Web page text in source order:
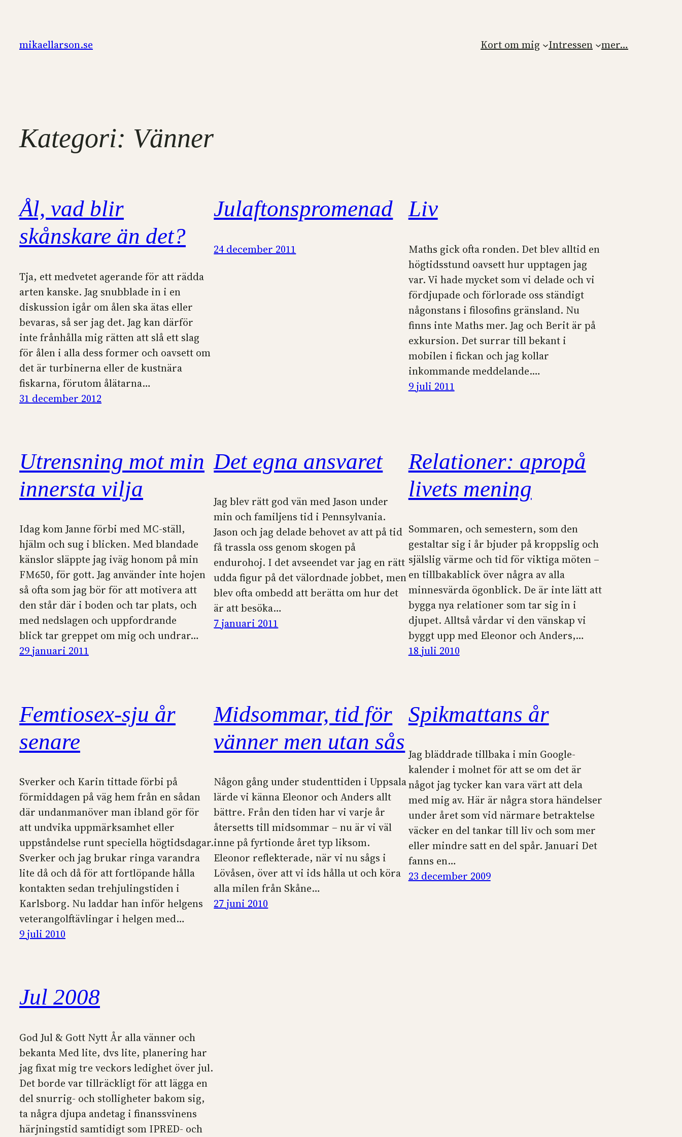
innehåll
mikaellarson.se Kort om mig Intressen mer…
Kategori: Vänner
Ål, vad blir
skånskare än det?
Tja, ett medvetet agerande för att rädda
arten kanske. Jag snubblade in i en
diskussion igår om ålen ska ätas eller
bevaras, så ser jag det. Jag kan därför
inte frånhålla mig rätten att slå ett slag
för ålen i alla dess former och oavsett om
det är turbinerna eller de kustnära
fiskarna, förutom ålätarna…
31 december 2012
Julaftonspromenad
24 december 2011
Liv
Maths gick ofta ronden. Det blev alltid en
högtidsstund oavsett hur upptagen jag
var. Vi hade mycket som vi delade och vi
fördjupade och förlorade oss ständigt
någonstans i filosofins gränsland. Nu
finns inte Maths mer. Jag och Berit är på
exkursion. Det surrar till bekant i
mobilen i fickan och jag kollar
inkommande meddelande.…
9 juli 2011
Utrensning mot min
innersta vilja
Idag kom Janne förbi med MC-ställ,
hjälm och sug i blicken. Med blandade
känslor släppte jag iväg honom på min
FM650, för gott. Jag använder inte hojen
så ofta som jag bör för att motivera att
den står där i boden och tar plats, och
med nedslagen och uppfordrande
blick tar greppet om mig och undrar…
29 januari 2011
Det egna ansvaret
Jag blev rätt god vän med Jason under
min och familjens tid i Pennsylvania.
Jason och jag delade behovet av att på tid
få trassla oss genom skogen på
endurohoj. I det avseendet var jag en rätt
udda figur på det välordnade jobbet, men
blev ofta ombedd att berätta om hur det
är att besöka…
7 januari 2011
Relationer: apropå
livets mening
Sommaren, och semestern, som den
gestaltar sig i år bjuder på kroppslig och
själslig värme och tid för viktiga möten –
en tillbakablick över några av alla
minnesvärda ögonblick. De är inte lätt att
bygga nya relationer som tar sig in i
djupet. Alltså vårdar vi den vänskap vi
byggt upp med Eleonor och Anders,…
18 juli 2010
Femtiosex-sju år
senare
Sverker och Karin tittade förbi på
förmiddagen på väg hem från en sådan
där undanmanöver man ibland gör för
att undvika uppmärksamhet eller
uppståndelse runt speciella högtidsdagar.
Sverker och jag brukar ringa varandra
lite då och då för att fortlöpande hålla
kontakten sedan trehjulingstiden i
Karlsborg. Nu laddar han inför helgens
veterangolftävlingar i helgen med…
9 juli 2010
Midsommar, tid för
vänner men utan sås
Någon gång under studenttiden i Uppsala
lärde vi känna Eleonor och Anders allt
bättre. Från den tiden har vi varje år
återsetts till midsommar – nu är vi väl
inne på fyrtionde året typ liksom.
Eleonor reflekterade, när vi nu sågs i
Lövåsen, över att vi ids hålla ut och köra
alla milen från Skåne…
27 juni 2010
Spikmattans år
Jag bläddrade tillbaka i min Google-
kalender i molnet för att se om det är
något jag tycker kan vara värt att dela
med mig av. Här är några stora händelser
under året som vid närmare betraktelse
väcker en del tankar till liv och som mer
eller mindre satt en del spår. Januari Det
fanns en…
23 december 2009
Jul 2008
God Jul & Gott Nytt År alla vänner och
bekanta Med lite, dvs lite, planering har
jag fixat mig tre veckors ledighet över jul.
Det borde var tillräckligt för att lägga en
del snurrig- och stolligheter bakom sig,
ta några djupa andetag i finanssvinens
härjningstid samtidigt som IPRED- och